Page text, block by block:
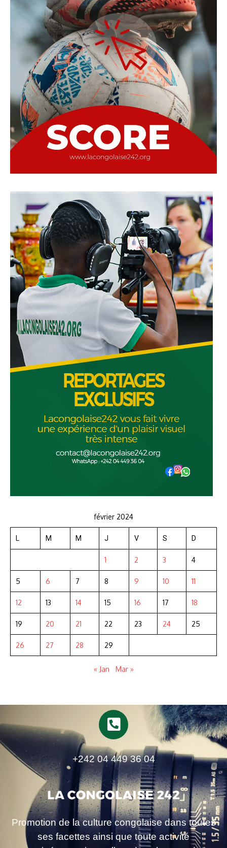
février 2024
L M M J V S D
1 2 3 4
5 6 7 8 9 10 11
12 13 14 15 16 17 18
19 20 21 22 23 24 25
26 27 28 29
« Jan Mar »
+242 04 449 36 04
Promotion de la culture congolaise dans toutes
ses facettes ainsi que toute activité